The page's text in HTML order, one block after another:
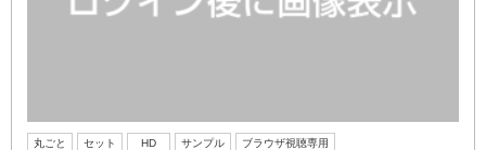
丸ごと セット HD サンプル ブラウザ視聴専用